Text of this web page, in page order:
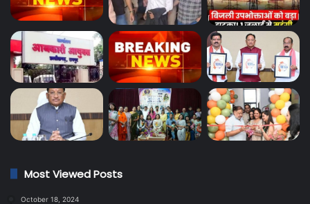
Most Viewed Posts
October 18, 2024